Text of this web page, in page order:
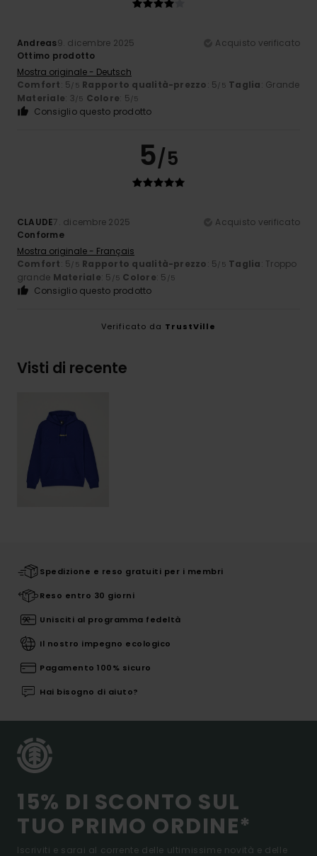
Andreas9. dicembre 2025
Acquisto verificato
Ottimo prodotto
Mostra originale - Deutsch
Comfort: 5/5 Rapporto qualità-prezzo: 5/5 Taglia: Grande
Materiale: 3/5 Colore: 5/5
Consiglio questo prodotto
5/5
CLAUDE7. dicembre 2025
Acquisto verificato
Conforme
Mostra originale - Français
Comfort: 5/5 Rapporto qualità-prezzo: 5/5 Taglia: Troppo
grande Materiale: 5 /5 Colore: 5 /5
Consiglio questo prodotto
Verificato da TrustVille
Visti di recente
Spedizione e reso gratuiti per i membri
Reso entro 30 giorni
Unisciti al programma fedeltà
Il nostro impegno ecologico
Pagamento 100% sicuro
Hai bisogno di aiuto?
15% DI SCONTO SUL
TUO PRIMO ORDINE*
Iscriviti e sarai al corrente delle ultimissime novità e delle